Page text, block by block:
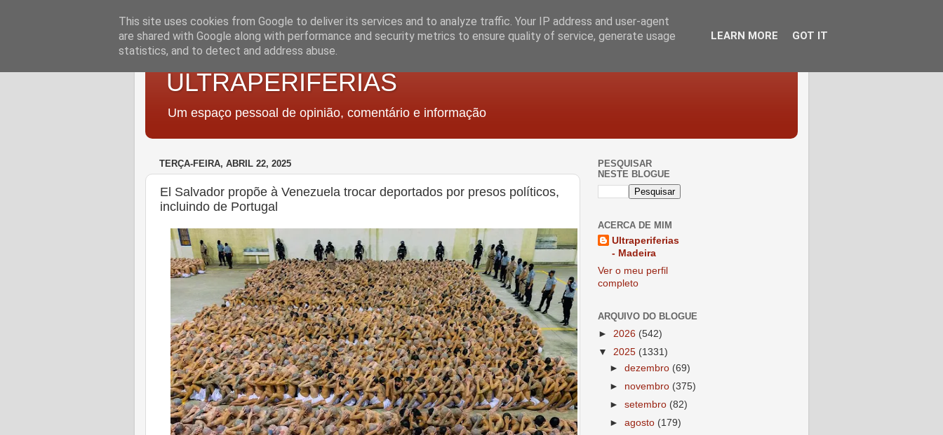
ULTRAPERIFERIAS
Um espaço pessoal de opinião, comentário e informação
TERÇA-FEIRA, ABRIL 22, 2025
El Salvador propõe à Venezuela trocar deportados por presos políticos,
incluindo de Portugal
PESQUISAR
NESTE BLOGUE
ACERCA DE MIM
Ultraperiferias
- Madeira
Ver o meu perfil
completo
ARQUIVO DO BLOGUE
► 2026 (542)
▼ 2025 (1331)
►dezembro (69)
► novembro (375)
►setembro (82)
►agosto (179)
This site uses cookies from Google to deliver its services and to analyze traffic. Your IP address and user-agent
are shared with Google along with performance and security metrics to ensure quality of service, generate usage
statistics, and to detect and address abuse.
LEARN MORE GOT IT